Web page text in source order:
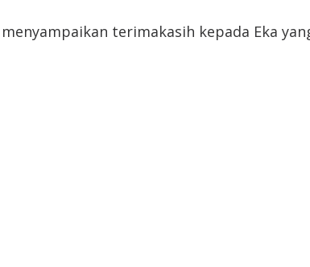
terimakasih kepada Eka